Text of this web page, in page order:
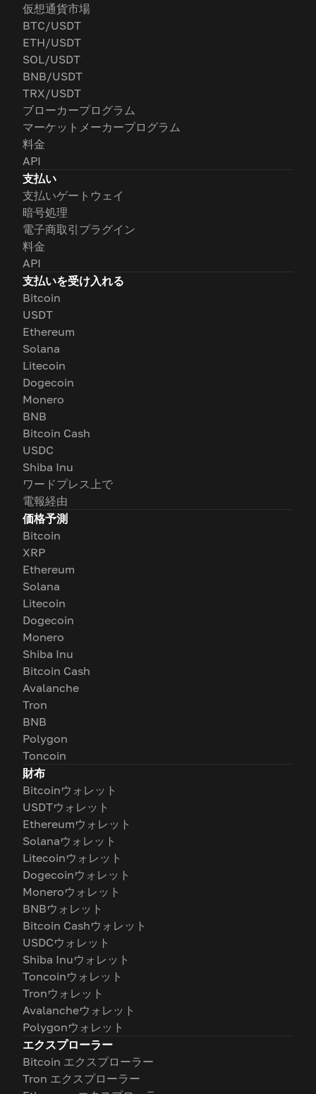
仮想通貨市場
BTC/USDT
ETH/USDT
SOL/USDT
BNB/USDT
TRX/USDT
ブローカープログラム
マーケットメーカープログラム
料金
API
支払い
支払いゲートウェイ
暗号処理
電子商取引プラグイン
料金
API
支払いを受け入れる
Bitcoin
USDT
Ethereum
Solana
Litecoin
Dogecoin
Monero
BNB
Bitcoin Cash
USDC
Shiba Inu
ワードプレス上で
電報経由
価格予測
Bitcoin
XRP
Ethereum
Solana
Litecoin
Dogecoin
Monero
Shiba Inu
Bitcoin Cash
Avalanche
Tron
BNB
Polygon
Toncoin
財布
Bitcoinウォレット
USDTウォレット
Ethereumウォレット
Solanaウォレット
Litecoinウォレット
Dogecoinウォレット
Moneroウォレット
BNBウォレット
Bitcoin Cashウォレット
USDCウォレット
Shiba Inuウォレット
Toncoinウォレット
Tronウォレット
Avalancheウォレット
Polygonウォレット
エクスプローラー
Bitcoin エクスプローラー
Tron エクスプローラー